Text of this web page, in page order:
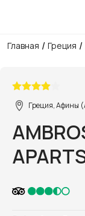
Главная / Греция /
Греция, Афины